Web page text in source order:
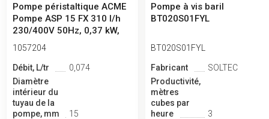
Pompe péristaltique ACME
Pompe ASP 15 FX 310 l/h
230/400V 50Hz, 0,37 kW,
70 t...
1057204
Débit, L/tr
0,074
Diamètre
intérieur du
tuyau de la
pompe, mm
15
Pompe à vis baril
BT020S01FYL
BT020S01FYL
Fabricant
SOLTEC
Productivité,
mètres
cubes par
heure
3